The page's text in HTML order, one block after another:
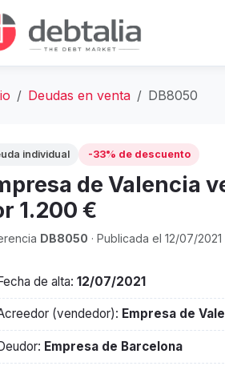
Deudas en venta DB8050
individual -33% de descuento
de Valencia
1.200 €
DB8050 · Publicada el 12/07/2021
de alta: 12/07/2021
(vendedor): Empresa de
Empresa de Barcelona